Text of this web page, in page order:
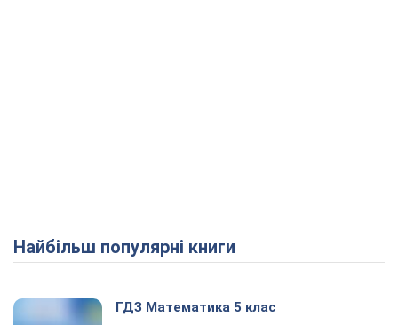
Найбільш популярні книги
ГДЗ Математика 5 клас